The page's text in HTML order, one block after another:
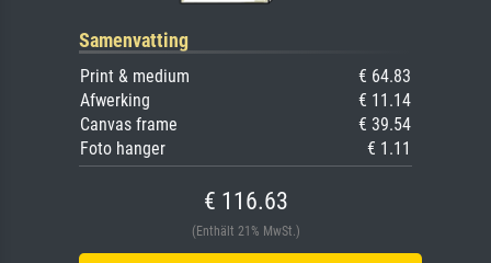
Samenvatting
Print & medium
€ 64.83
Afwerking
€ 11.14
Canvas frame
€ 39.54
Foto hanger
€ 1.11
€ 116.63
(Enthält 21% MwSt.)